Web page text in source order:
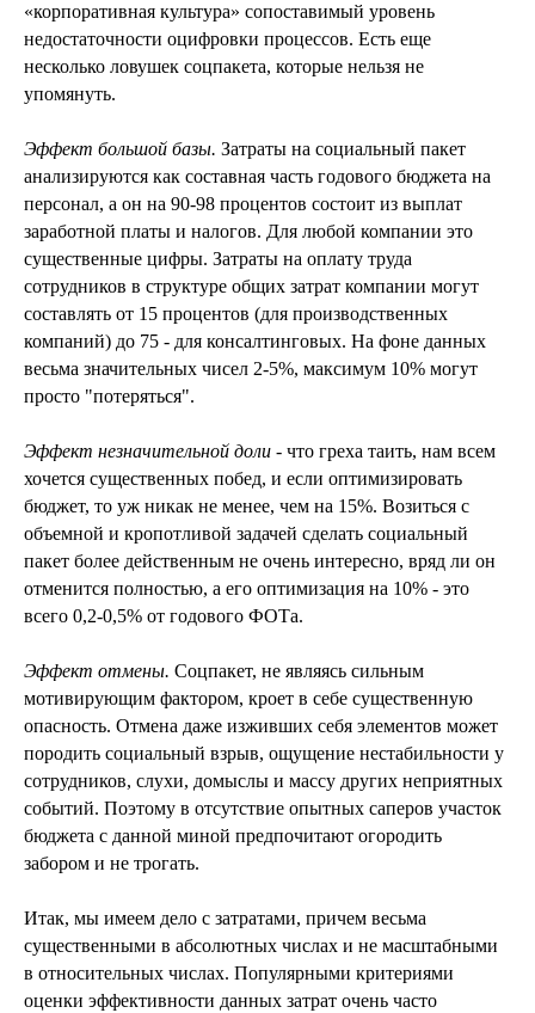
«корпоративная культура» сопоставимый уровень
недостаточности оцифровки процессов. Есть еще
несколько ловушек соцпакета, которые нельзя не
упомянуть.
Эффект большой базы. Затраты на социальный пакет
анализируются как составная часть годового бюджета на
персонал, а он на 90-98 процентов состоит из выплат
заработной платы и налогов. Для любой компании это
существенные цифры. Затраты на оплату труда
сотрудников в структуре общих затрат компании могут
составлять от 15 процентов (для производственных
компаний) до 75 - для консалтинговых. На фоне данных
весьма значительных чисел 2-5%, максимум 10% могут
просто "потеряться".
Эффект незначительной доли - что греха таить, нам всем
хочется существенных побед, и если оптимизировать
бюджет, то уж никак не менее, чем на 15%. Возиться с
объемной и кропотливой задачей сделать социальный
пакет более действенным не очень интересно, вряд ли он
отменится полностью, а его оптимизация на 10% - это
всего 0,2-0,5% от годового ФОТа.
Эффект отмены. Соцпакет, не являясь сильным
мотивирующим фактором, кроет в себе существенную
опасность. Отмена даже изживших себя элементов может
породить социальный взрыв, ощущение нестабильности у
сотрудников, слухи, домыслы и массу других неприятных
событий. Поэтому в отсутствие опытных саперов участок
бюджета с данной миной предпочитают огородить
забором и не трогать.
Итак, мы имеем дело с затратами, причем весьма
существенными в абсолютных числах и не масштабными
в относительных числах. Популярными критериями
оценки эффективности данных затрат очень часто